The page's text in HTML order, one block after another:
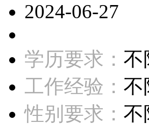
2024-06-27
学历要求： 不
工作经验： 不
性别要求： 不